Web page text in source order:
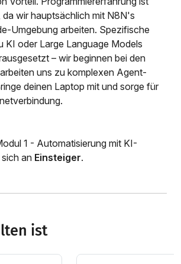
wir hauptsächlich mit N8N's
Umgebung arbeiten. Spezifische
KI oder Large Language Models
– wir beginnen bei den
uns zu komplexen Agent-
deinen Laptop mit und sorge für
1 - Automatisierung mit KI-
an Einsteiger.
ist